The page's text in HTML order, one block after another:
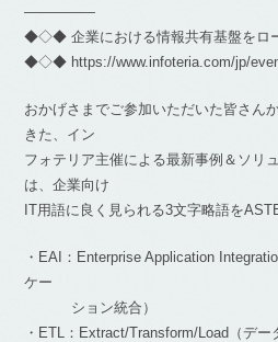
―――――
◆◇◆ 企業における情報共有基盤をロ
◆◇◆ https://www.infoteria.com/jp/
おかげさまでご参加いただいた皆さん
きた、イン
フォテリア主催による最新事例＆ソリ
は、企業向け
IT用語に良く見られる3文字略語を
・EAI：Enterprise Application
ケー
ション統合）
・ETL：Extract/Transform/Load（デー